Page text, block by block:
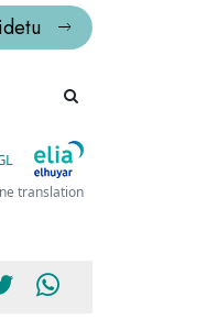
translation